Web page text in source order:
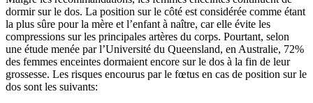
dormir sur le dos. La position sur le côté est considérée comme étant
la plus sûre pour la mère et l’enfant à naître, car elle évite les
compressions sur les principales artères du corps. Pourtant, selon
une étude menée par l’Université du Queensland, en Australie, 72%
des femmes enceintes dormaient encore sur le dos à la fin de leur
grossesse. Les risques encourus par le fœtus en cas de position sur le
dos sont les suivants: